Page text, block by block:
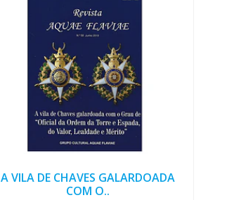
A VILA DE CHAVES GALARDOADA
COM O..